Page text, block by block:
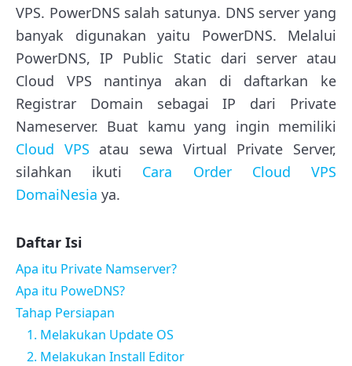
VPS. PowerDNS salah satunya. DNS server yang
banyak digunakan yaitu PowerDNS. Melalui
PowerDNS, IP Public Static dari server atau
Cloud VPS nantinya akan di daftarkan ke
Registrar Domain sebagai IP dari Private
Nameserver. Buat kamu yang ingin memiliki
Cloud VPS atau sewa Virtual Private Server,
silahkan ikuti Cara Order Cloud VPS
DomaiNesia ya.
Daftar Isi
Apa itu Private Namserver?
Apa itu PoweDNS?
Tahap Persiapan
1. Melakukan Update OS
2. Melakukan Install Editor